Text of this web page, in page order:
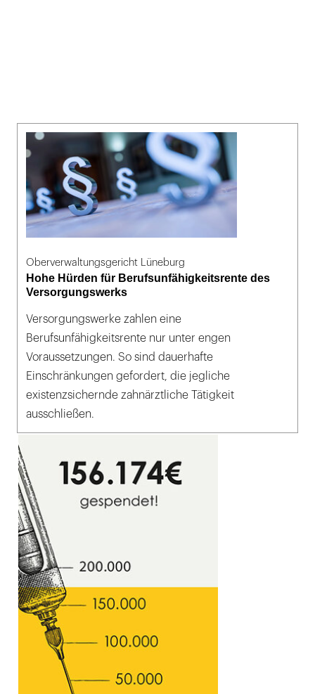
Oberverwaltungsgericht Lüneburg
Hohe Hürden für Berufsunfähigkeitsrente des
Versorgungswerks
Versorgungswerke zahlen eine
Berufsunfähigkeitsrente nur unter engen
Voraussetzungen. So sind dauerhafte
Einschränkungen gefordert, die jegliche
existenzsichernde zahnärztliche Tätigkeit
ausschließen.